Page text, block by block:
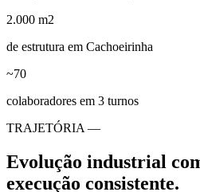
2.000 m2
de estrutura em Cachoeirinha
~70
colaboradores em 3 turnos
TRAJETÓRIA —
Evolução industrial
execução consistente.